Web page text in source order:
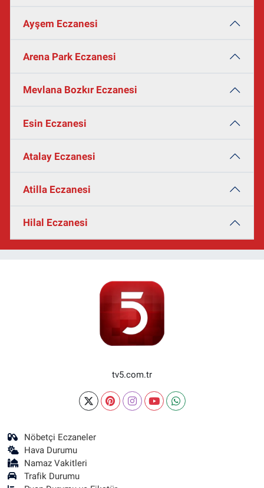
Ayşem Eczanesi
Arena Park Eczanesi
Mevlana Bozkır Eczanesi
Esin Eczanesi
Atalay Eczanesi
Atilla Eczanesi
Hilal Eczanesi
tv5.com.tr
Nöbetçi Eczaneler
Hava Durumu
Namaz Vakitleri
Trafik Durumu